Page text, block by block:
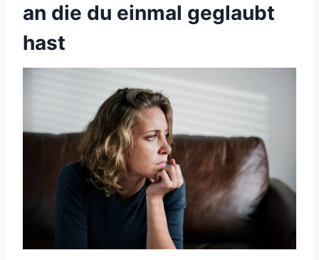
an die du einmal geglaubt
hast